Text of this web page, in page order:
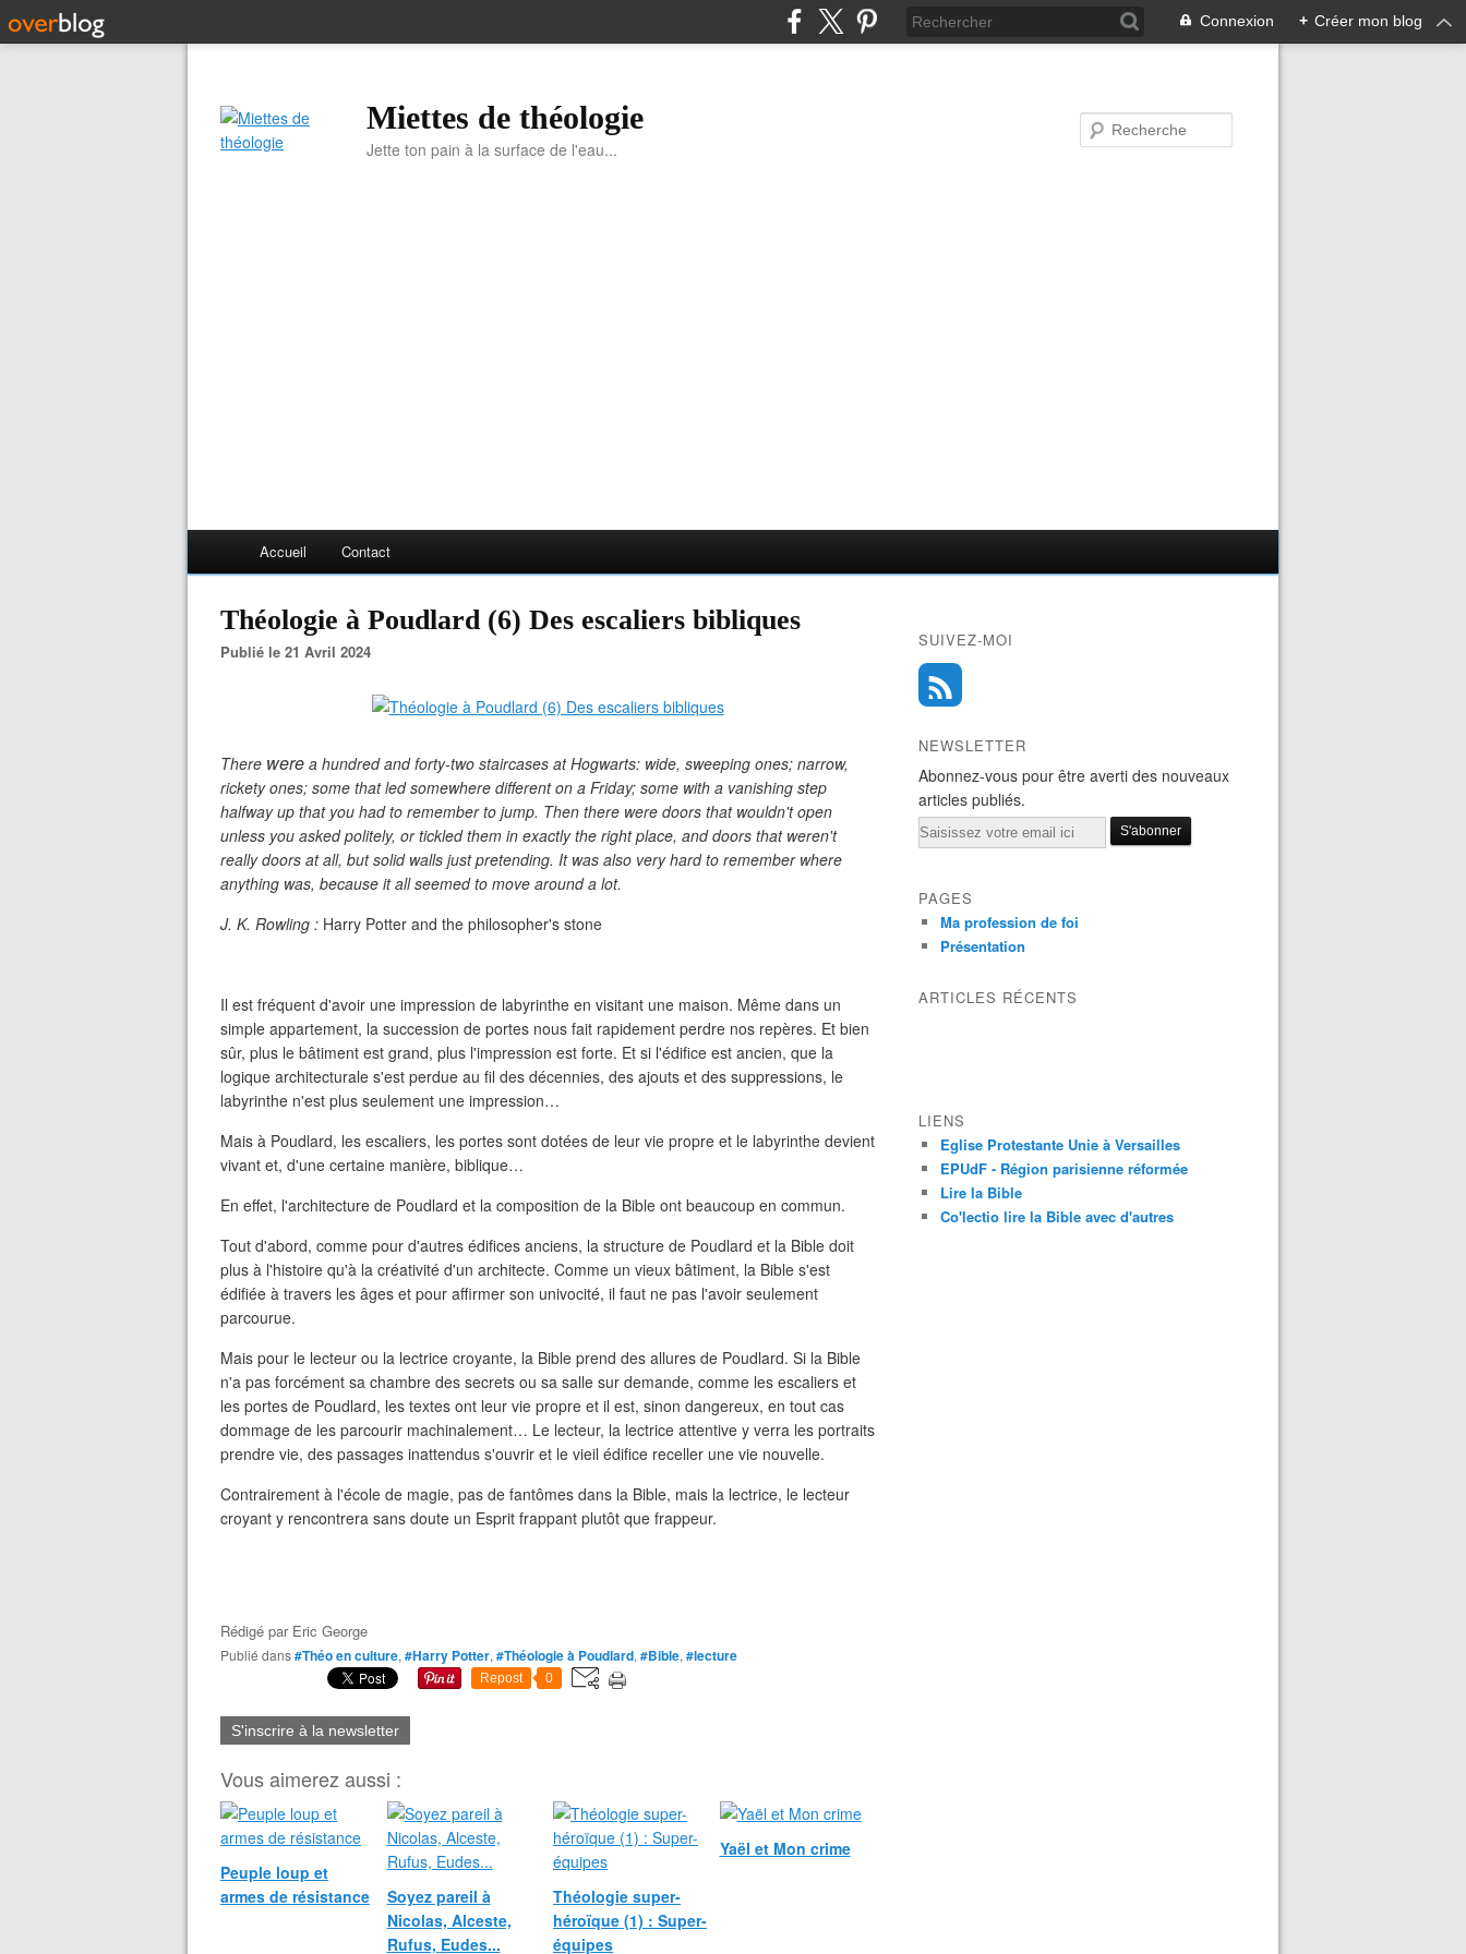
Connexion + Créer mon blog
Miettes de théologie
Jette ton pain à la surface de l'eau...
Accueil Contact
Théologie à Poudlard (6) Des escaliers bibliques
Publié le 21 Avril 2024
There were a hundred and forty-two staircases at Hogwarts: wide, sweeping ones; narrow,
rickety ones; some that led somewhere different on a Friday; some with a vanishing step
halfway up that you had to remember to jump. Then there were doors that wouldn't open
unless you asked politely, or tickled them in exactly the right place, and doors that weren't
really doors at all, but solid walls just pretending. It was also very hard to remember where
anything was, because it all seemed to move around a lot.
J. K. Rowling : Harry Potter and the philosopher's stone
Il est fréquent d'avoir une impression de labyrinthe en visitant une maison. Même dans un
simple appartement, la succession de portes nous fait rapidement perdre nos repères. Et bien
sûr, plus le bâtiment est grand, plus l'impression est forte. Et si l'édifice est ancien, que la
logique architecturale s'est perdue au fil des décennies, des ajouts et des suppressions, le
labyrinthe n'est plus seulement une impression…
Mais à Poudlard, les escaliers, les portes sont dotées de leur vie propre et le labyrinthe devient
vivant et, d'une certaine manière, biblique…
En effet, l'architecture de Poudlard et la composition de la Bible ont beaucoup en commun.
Tout d'abord, comme pour d'autres édifices anciens, la structure de Poudlard et la Bible doit
plus à l'histoire qu'à la créativité d'un architecte. Comme un vieux bâtiment, la Bible s'est
édifiée à travers les âges et pour affirmer son univocité, il faut ne pas l'avoir seulement
parcourue.
Mais pour le lecteur ou la lectrice croyante, la Bible prend des allures de Poudlard. Si la Bible
n'a pas forcément sa chambre des secrets ou sa salle sur demande, comme les escaliers et
les portes de Poudlard, les textes ont leur vie propre et il est, sinon dangereux, en tout cas
dommage de les parcourir machinalement… Le lecteur, la lectrice attentive y verra les portraits
prendre vie, des passages inattendus s'ouvrir et le vieil édifice receller une vie nouvelle.
Contrairement à l'école de magie, pas de fantômes dans la Bible, mais la lectrice, le lecteur
croyant y rencontrera sans doute un Esprit frappant plutôt que frappeur.
Rédigé par Eric George
Publié dans#Théo en culture, #Harry Potter, #Théologie à Poudlard, #Bible, #lecture
Repost 0
S'inscrire à la newsletter
Vous aimerez aussi :
Peuple loup et
armes de résistance
Soyez pareil à
Nicolas, Alceste,
Rufus, Eudes...
Théologie super-
héroïque (1) : Super-
équipes
Yaël et Mon crime
SUIVEZ-MOI
NEWSLETTER
Abonnez-vous pour être averti des nouveaux
articles publiés.
Email
PAGES
Ma profession de foi
Présentation
ARTICLES RÉCENTS
LIENS
Eglise Protestante Unie à Versailles
EPUdF - Région parisienne réformée
Lire la Bible
Co'lectio lire la Bible avec d'autres